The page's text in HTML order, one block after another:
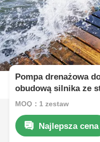
Pompa drenażowa
obudową silnika ze
zoptymalizowana do
MOQ：1 zestaw
Najlepsza cena